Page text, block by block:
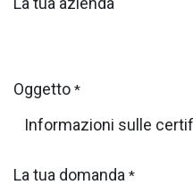
Oggetto *
La tua domanda *